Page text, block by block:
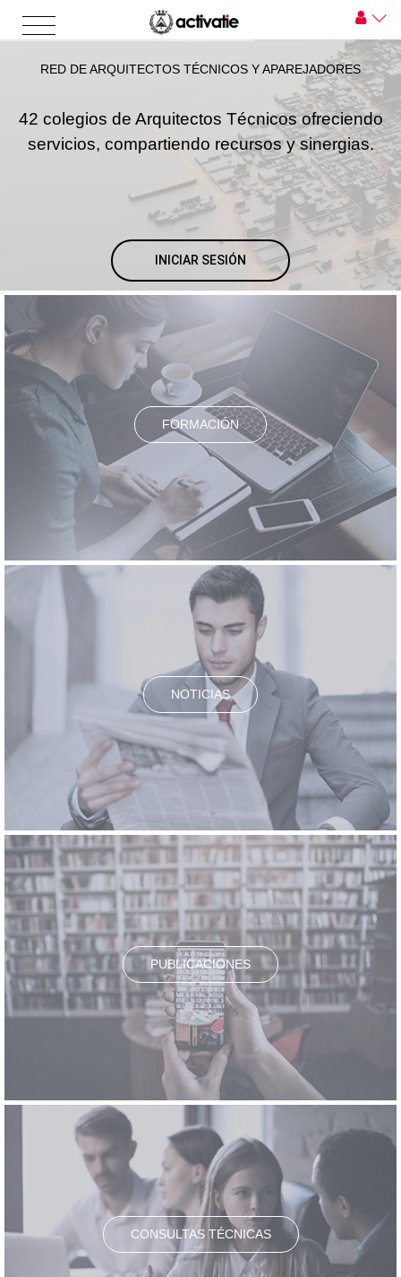
RED DE ARQUITECTOS TÉCNICOS Y APAREJADORES
42 colegios de Arquitectos Técnicos ofreciendo
servicios, compartiendo recursos y sinergias.
INICIAR SESIÓN
FORMACIÓN
NOTICIAS
PUBLICACIONES
CONSULTAS TÉCNICAS